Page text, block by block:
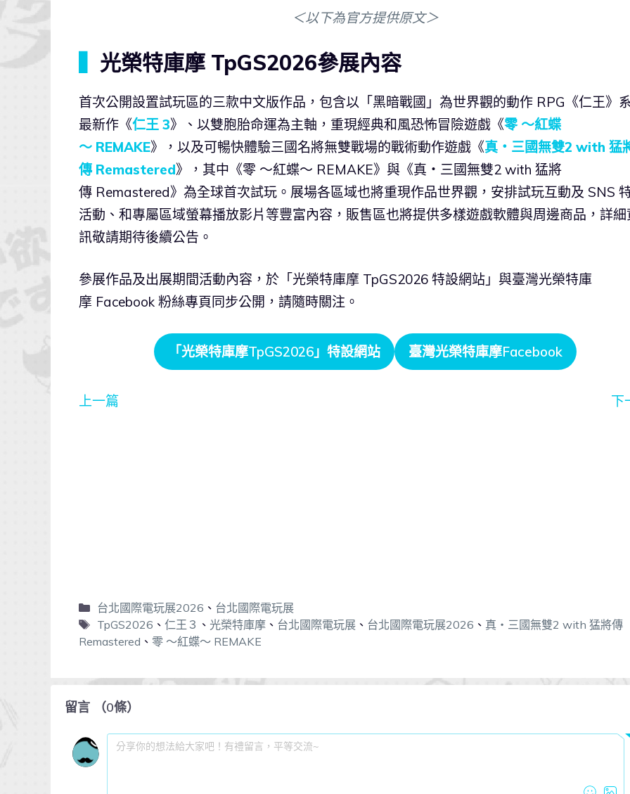
＜以下為官方提供原文＞
光榮特庫摩 TpGS2026參展內容
首次公開設置試玩區的三款中文版作品，包含以「黑暗戰國」為世界觀的動作 RPG《仁王》
最新作《仁王 3》、以雙胞胎命運為主軸，重現經典和風恐怖冒險遊戲《零 ～紅蝶
～ REMAKE》，以及可暢快體驗三國名將無雙戰場的戰術動作遊戲《真・三國無雙2 with 猛
傳 Remastered》，其中《零 ～紅蝶～ REMAKE》與《真・三國無雙2 with 猛將
傳 Remastered》為全球首次試玩。展場各區域也將重現作品世界觀，安排試玩互動及 SNS
活動、和專屬區域螢幕播放影片等豐富內容，販售區也將提供多樣遊戲軟體與周邊商品，詳細
訊敬請期待後續公告。
參展作品及出展期間活動內容，於「光榮特庫摩 TpGS2026 特設網站」與臺灣光榮特庫
摩 Facebook 粉絲專頁同步公開，請隨時關注。
「光榮特庫摩TpGS2026」特設網站 臺灣光榮特庫摩Facebook
上一篇 下
台北國際電玩展2026 、 台北國際電玩展
TpGS2026 、 仁王３ 、 光榮特庫摩、 台北國際電玩展、 台北國際電玩展2026 、 真・三國無雙2 with 猛將傳
Remastered 、 零 ～紅蝶～ REMAKE
留言 （0條）